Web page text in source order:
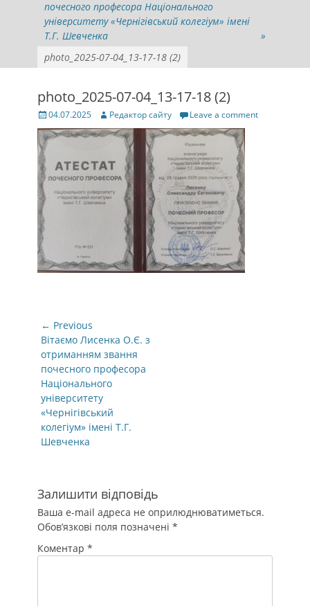
почесного професора Національного
університету «Чернігівський колегіум» імені
Т.Г. Шевченка
»
photo_2025-07-04_13-17-18 (2)
photo_2025-07-04_13-17-18 (2)
Posted
on
04.07.2025 Author
Редактор сайту Leave a comment
Навігація
записів
← Previous
Previous
post:
Вітаємо Лисенка О.Є. з
отриманням звання
почесного професора
Національного
університету
«Чернігівський
колегіум» імені Т.Г.
Шевченка
Залишити відповідь
Ваша e-mail адреса не оприлюднюватиметься.
Обов’язкові поля позначені *
Коментар *